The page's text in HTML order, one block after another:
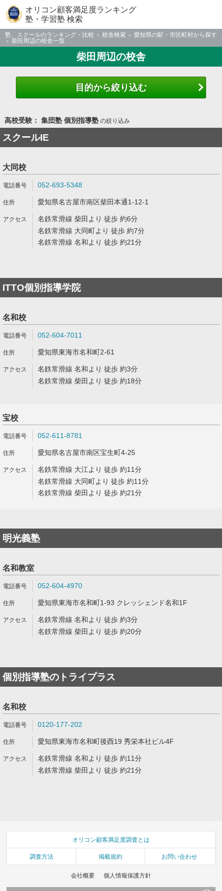
オリコン顧客満足度ランキング
塾・学習塾 検索
塾、スクールのランキング・比較 校舎検索
愛知県の駅・市区町村から探す
柴田周辺の校舎一覧
柴田周辺の校舎
目的から絞り込む
高校受験： 集団塾 個別指導塾の絞り込み
スクールIE
大同校
052-693-5348
愛知県名古屋市南区柴田本通1-12-1
名鉄常滑線 柴田より 徒歩 約6分
名鉄常滑線 大同町より 徒歩 約7分
名鉄常滑線 名和より 徒歩 約21分
ITTO個別指導学院
名和校
052-604-7011
愛知県東海市名和町2-61
名鉄常滑線 名和より 徒歩 約3分
名鉄常滑線 柴田より 徒歩 約18分
宝校
052-611-8781
愛知県名古屋市南区宝生町4-25
名鉄常滑線 大江より 徒歩 約11分
名鉄常滑線 大同町より 徒歩 約11分
名鉄常滑線 柴田より 徒歩 約21分
明光義塾
名和教室
052-604-4970
愛知県東海市名和町1-93 クレッシェンド名和1F
名鉄常滑線 名和より 徒歩 約3分
名鉄常滑線 柴田より 徒歩 約20分
個別指導塾のトライプラス
名和校
0120-177-202
愛知県東海市名和町後酉19 秀栄本社ビル4F
名鉄常滑線 名和より 徒歩 約11分
名鉄常滑線 柴田より 徒歩 約21分
オリコン顧客満足度調査とは
調査方法 掲載規約 お問い合わせ
会社概要 個人情報保護方針